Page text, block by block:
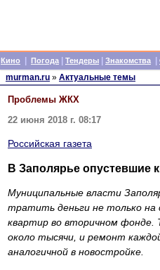
Кино Погода Тендеры Знакомства
murman.ru » Актуальные темы
Проблемы ЖКХ
22 июня 2018 г. 08:17
Российская газета
В Заполярье опустевшие
Муниципальные власти
тратить деньги не только
квартир во вторичном фонде.
около тысячи, и ремонт
аналогичной в новостройке.